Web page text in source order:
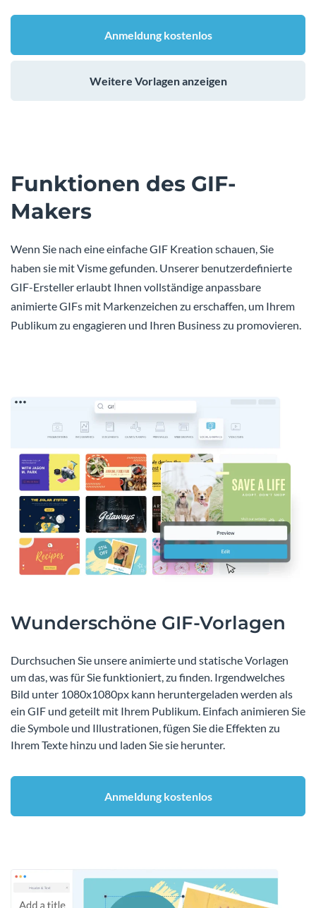
Anmeldung kostenlos
Weitere Vorlagen anzeigen
Funktionen des GIF-
Makers
Wenn Sie nach eine einfache GIF Kreation schauen, Sie
haben sie mit Visme gefunden. Unserer benutzerdefinierte
GIF-Ersteller erlaubt Ihnen vollständige anpassbare
animierte GIFs mit Markenzeichen zu erschaffen, um Ihrem
Publikum zu engagieren und Ihren Business zu promovieren.
Wunderschöne GIF-Vorlagen
Durchsuchen Sie unsere animierte und statische Vorlagen
um das, was für Sie funktioniert, zu finden. Irgendwelches
Bild unter 1080x1080px kann heruntergeladen werden als
ein GIF und geteilt mit Ihrem Publikum. Einfach animieren Sie
die Symbole und Illustrationen, fügen Sie die Effekten zu
Ihrem Texte hinzu und laden Sie sie herunter.
Anmeldung kostenlos